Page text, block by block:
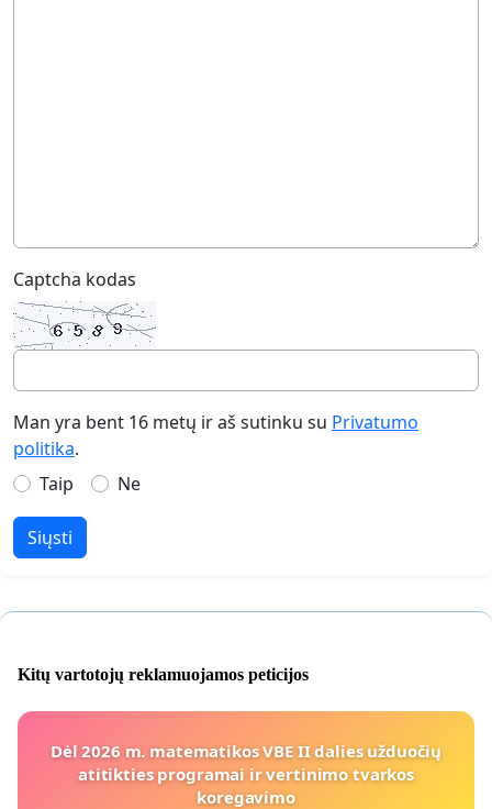
Captcha kodas
Man yra bent 16 metų ir aš sutinku su Privatumo
politika.
Taip
Ne
Siųsti
Kitų vartotojų reklamuojamos peticijos
Dėl 2026 m. matematikos VBE II dalies užduočių
atitikties programai ir vertinimo tvarkos
koregavimo